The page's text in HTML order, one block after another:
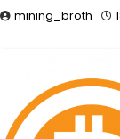
mining_broth